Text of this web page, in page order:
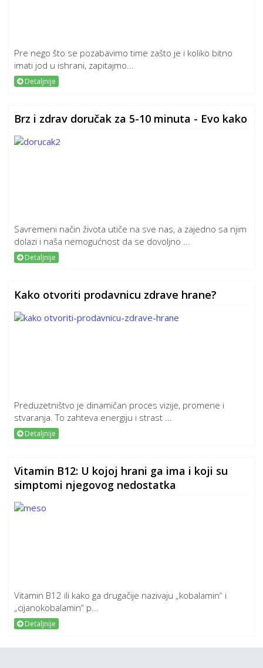
Pre nego što se pozabavimo time zašto je i koliko bitno
imati jod u ishrani, zapitajmo...
Detaljnije
Brz i zdrav doručak za 5-10 minuta - Evo kako
Savremeni način života utiče na sve nas, a zajedno sa njim
dolazi i naša nemogućnost da se dovoljno ...
Detaljnije
Kako otvoriti prodavnicu zdrave hrane?
Preduzetništvo je dinamičan proces vizije, promene i
stvaranja. To zahteva energiju i strast ...
Detaljnije
Vitamin B12: U kojoj hrani ga ima i koji su
simptomi njegovog nedostatka
Vitamin B12 ili kako ga drugačije nazivaju „kobalamin“ i
„cijanokobalamin“ p...
Detaljnije